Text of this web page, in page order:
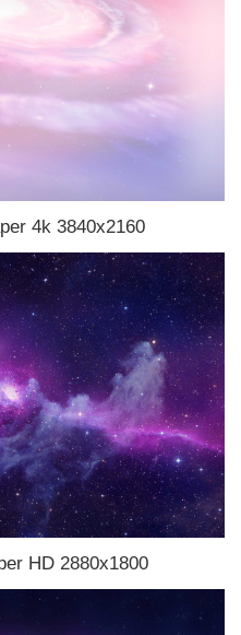
4k 3840x2160
HD 2880x1800